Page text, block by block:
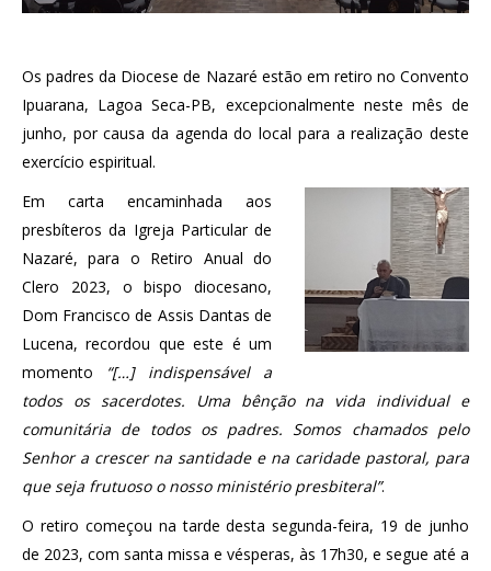
Os padres da Diocese de Nazaré estão em retiro no Convento
Ipuarana, Lagoa Seca-PB, excepcionalmente neste mês de
junho, por causa da agenda do local para a realização deste
exercício espiritual.
Em carta encaminhada aos
presbíteros da Igreja Particular de
Nazaré, para o Retiro Anual do
Clero 2023, o bispo diocesano,
Dom Francisco de Assis Dantas de
Lucena, recordou que este é um
momento “[…] indispensável a
todos os sacerdotes. Uma bênção na vida individual e
comunitária de todos os padres. Somos chamados pelo
Senhor a crescer na santidade e na caridade pastoral, para
que seja frutuoso o nosso ministério presbiteral”.
O retiro começou na tarde desta segunda-feira, 19 de junho
de 2023, com santa missa e vésperas, às 17h30, e segue até a